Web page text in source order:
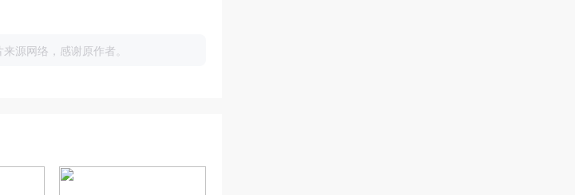
源网络，感谢原作者。